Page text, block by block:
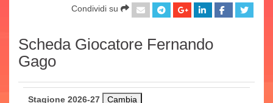
Condividi su
Scheda Giocatore Fernando
Gago
Stagione 2026-27